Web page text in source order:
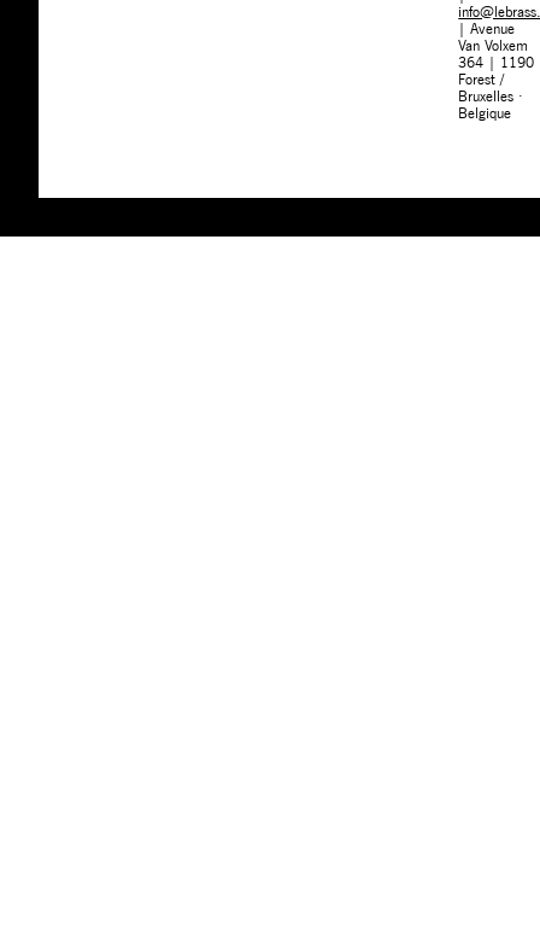
| Avenue
Van Volxem
364 | 1190
Forest /
Bruxelles ·
Belgique